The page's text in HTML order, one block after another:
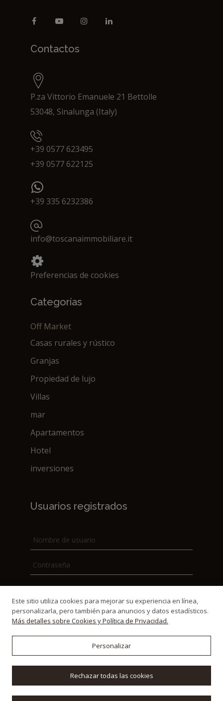
Contactos
P.za Vittorio Emanuele 21 Bettolle
53048, Sinalunga (Italy)
+39 0577 623495
+39 0577 622125
+39 335 6232386
info@toscanaimmobiliare.it
Preferencias de cookies
Categorías
Off Market
Casas rurales y rústico
Granjas
Propiedad de lujo
Villas
mar
Apartamentos
Hotel
inversiones
Usuarios registrados
01552570515 Powered byWebDesignProduction
Este sitio utiliza cookies para mejorar su experiencia en línea,
personalizarla, pero también para anuncios y datos estadísticos.
Más detalles sobre Cookies y Política de Privacidad.
Personalizar
Rechazar todas las cookies